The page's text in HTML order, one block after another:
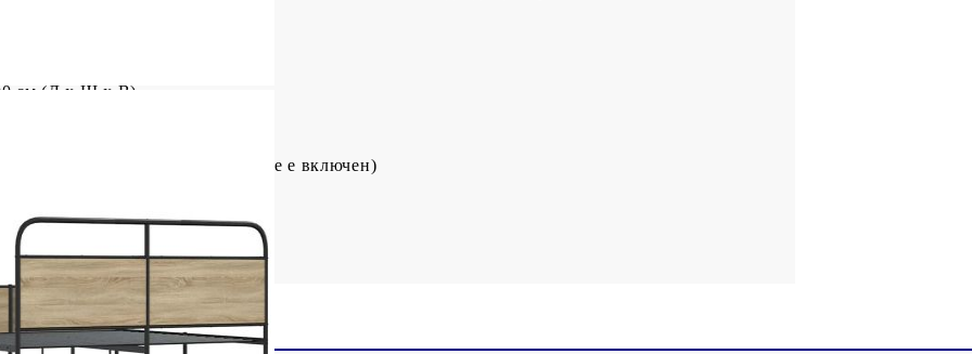
см (Д x Ш x В)
150 x 200 см (Ш x Д) (матракът не е включен)